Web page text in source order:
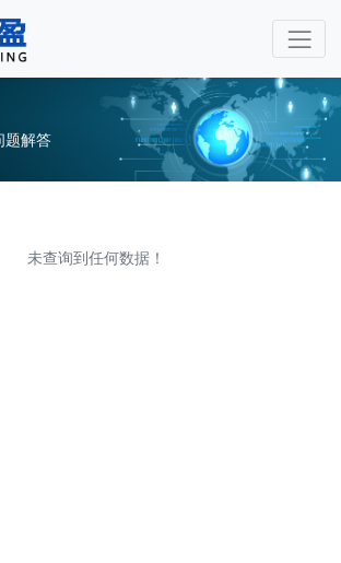
讯椅专业厂家-安
题解答
未查询到任何数据！